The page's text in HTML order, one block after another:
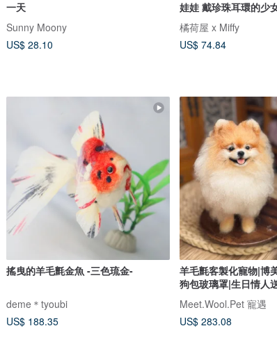
一天
Sunny Moony
US$ 28.10
娃娃 戴珍珠耳環的少
橘荷屋 x Miffy
US$ 74.84
搖曳的羊毛氈金魚 -三色琉金-
deme＊tyoubi
US$ 188.35
羊毛氈客製化寵物|博
狗包玻璃罩|生日情人
Meet.Wool.Pet 寵遇
US$ 283.08